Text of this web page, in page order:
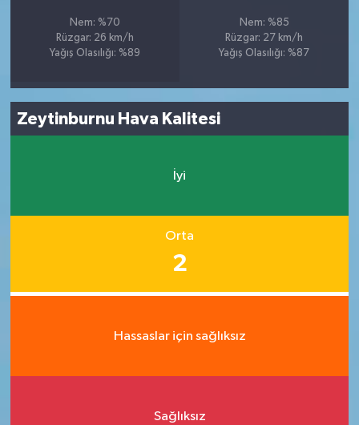
Nem: %70
Rüzgar: 26 km/h
Yağış Olasılığı: %89
Nem: %85
Rüzgar: 27 km/h
Yağış Olasılığı: %87
Zeytinburnu Hava Kalitesi
İyi
Orta
2
Hassaslar için sağlıksız
Sağlıksız